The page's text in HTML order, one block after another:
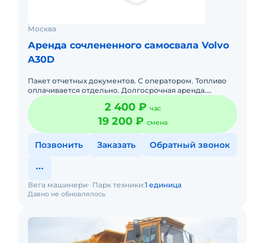
Москва
Аренда сочлененного самосвала Volvo
A30D
Пакет отчетных документов. С оператором. Топливо
оплачивается отдельно. Долгосрочная аренда.
Краткосрочная аренда. Сейчас свободна.
2 400 ₽ час
19 200 ₽ смена
Позвонить Заказать Обратный звонок
Давно не обновлялось
Вега машинери Парк техники:1 единица